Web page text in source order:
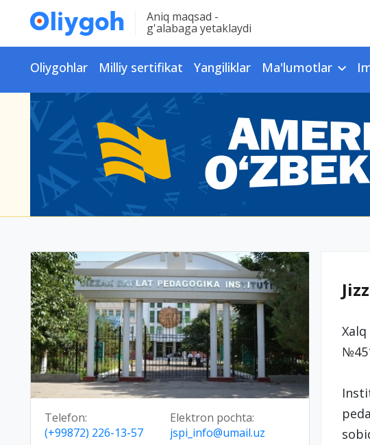
Aniq maqsad -
g'alabaga yetaklaydi
Oliygohlar Milliy sertifikat Yangiliklar Ma'lumotlar
Telefon:
(+99872) 226-13-57
Elektron pochta:
jspi_info@umail.uz